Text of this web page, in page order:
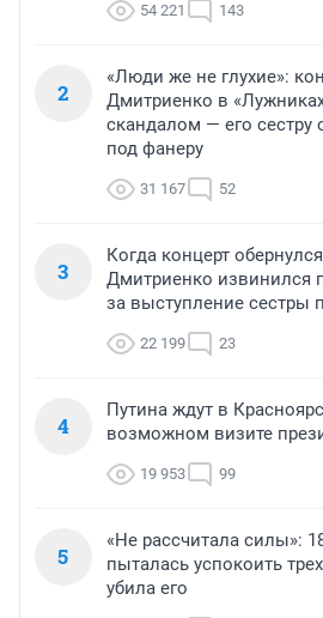
54 221 143
2
«Люди же не глухие»:
Дмитриенко в
скандалом — его сестру
под фанеру
31 167 52
3
Когда концерт
Дмитриенко извинился
за выступление сестры
22 199 23
4
Путина ждут в
возможном визите
19 953 99
5
«Не рассчитала силы»:
пыталась успокоить
убила его